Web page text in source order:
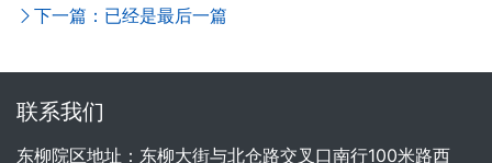
下一篇：已经是最后一篇
联系我们
东柳院区地址：东柳大街与北仓路交叉口南行100米路西